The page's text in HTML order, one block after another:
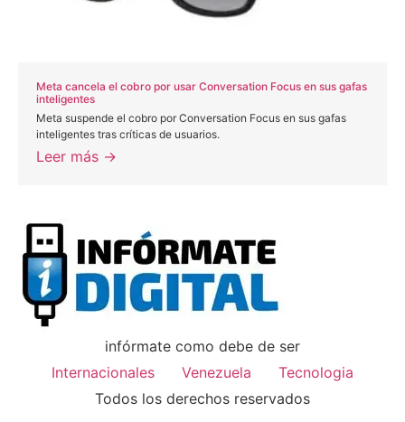
Meta cancela el cobro por usar Conversation Focus en sus gafas
inteligentes
Meta suspende el cobro por Conversation Focus en sus gafas
inteligentes tras críticas de usuarios.
Leer más →
infórmate como debe de ser
Internacionales
Venezuela
Tecnologia
Todos los derechos reservados